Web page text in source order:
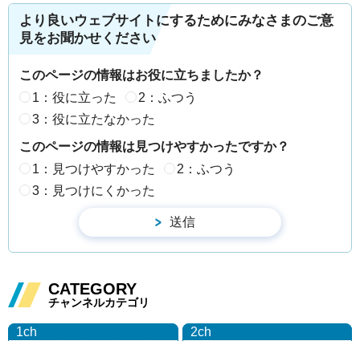
より良いウェブサイトにするためにみなさまのご意
見をお聞かせください
このページの情報はお役に立ちましたか？
1：役に立った
2：ふつう
3：役に立たなかった
このページの情報は見つけやすかったですか？
1：見つけやすかった
2：ふつう
3：見つけにくかった
CATEGORY
チャンネルカテゴリ
1ch
2ch